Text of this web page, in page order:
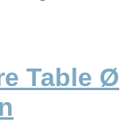
Table Ø